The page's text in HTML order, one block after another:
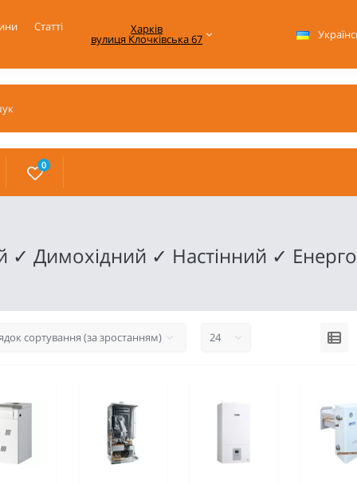
Статті Харків
вулиця Клочківська 67
0
✓ Димохідний ✓ Настінний ✓